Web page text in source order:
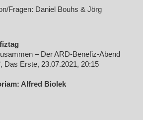
Fragen: Daniel Bouhs & Jörg
– Der ARD-Benefiz-Abend
Das Erste, 23.07.2021, 20:15
Alfred Biolek